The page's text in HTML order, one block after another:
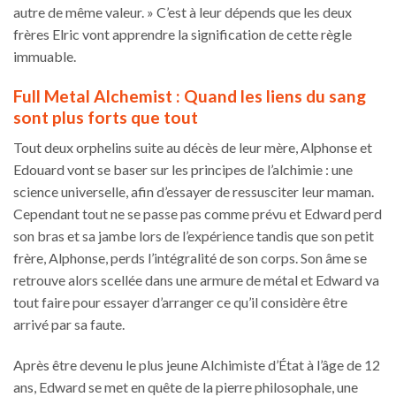
autre de même valeur. » C’est à leur dépends que les deux
frères Elric vont apprendre la signification de cette règle
immuable.
Full Metal Alchemist : Quand les liens du sang
sont plus forts que tout
Tout deux orphelins suite au décès de leur mère, Alphonse et
Edouard vont se baser sur les principes de l’alchimie : une
science universelle, afin d’essayer de ressusciter leur maman.
Cependant tout ne se passe pas comme prévu et Edward perd
son bras et sa jambe lors de l’expérience tandis que son petit
frère, Alphonse, perds l’intégralité de son corps. Son âme se
retrouve alors scellée dans une armure de métal et Edward va
tout faire pour essayer d’arranger ce qu’il considère être
arrivé par sa faute.
Après être devenu le plus jeune Alchimiste d’État à l’âge de 12
ans, Edward se met en quête de la pierre philosophale, une